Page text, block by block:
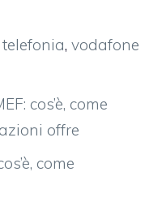
telefonia,vodafone
cos’è, come
offre
come